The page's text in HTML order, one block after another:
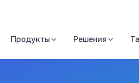
Продукты Решения